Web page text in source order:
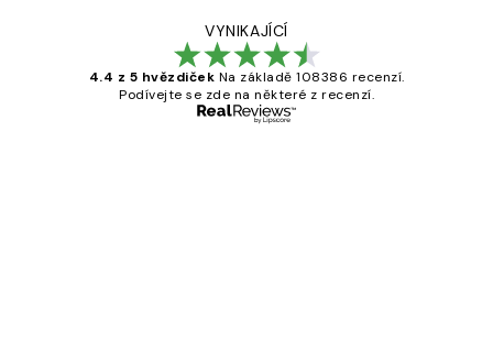
VYNIKAJÍCÍ
4.4 z 5 hvězdiček Na základě 108386 recenzí.
Podívejte se zde na některé z recenzí.